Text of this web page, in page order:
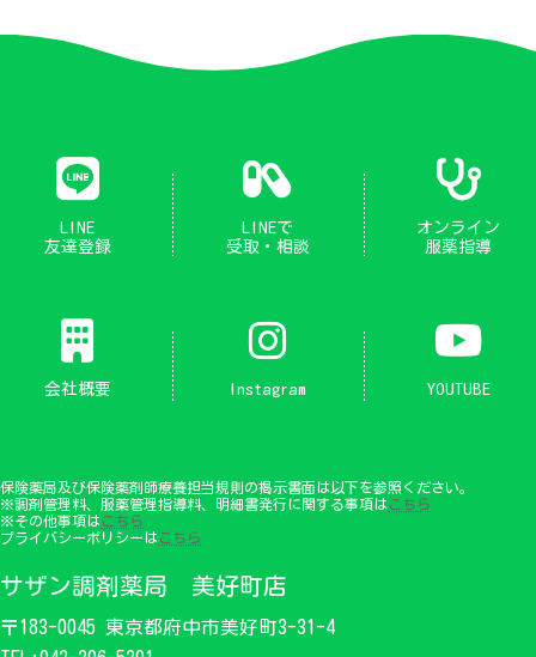
LINE
友達登録
リ
ッ
ド
カ
ラ
ム
リ
ン
ク
LINEで
受取・相談
リ
ッ
ド
カ
ラ
ム
リ
ン
ク
オンライン
服薬指導
会社概要
リ
ッ
ド
カ
テ
ム
リ
ン
Instagram
リ
ッ
ド
カ
テ
ム
YOUTUBE
保険薬局及び保険薬剤師療養担当規則の掲示書面は以下を参照ください。
※調剤管理料、服薬管理指導料、明細書発行に関する事項はこちら
※その他事項はこちら
プライバシーポリシーはこちら
サザン調剤薬局 美好町店
〒183-0045 東京都府中市美好町3-31-4